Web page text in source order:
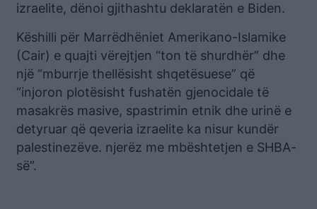
izraelite, dënoi gjithashtu deklaratën e Biden.
Këshilli për Marrëdhëniet Amerikano-Islamike
(Cair) e quajti vërejtjen “ton të shurdhër” dhe
një “mburrje thellësisht shqetësuese” që
“injoron plotësisht fushatën gjenocidale të
masakrës masive, spastrimin etnik dhe urinë e
detyruar që qeveria izraelite ka nisur kundër
palestinezëve. njerëz me mbështetjen e SHBA-
së”.